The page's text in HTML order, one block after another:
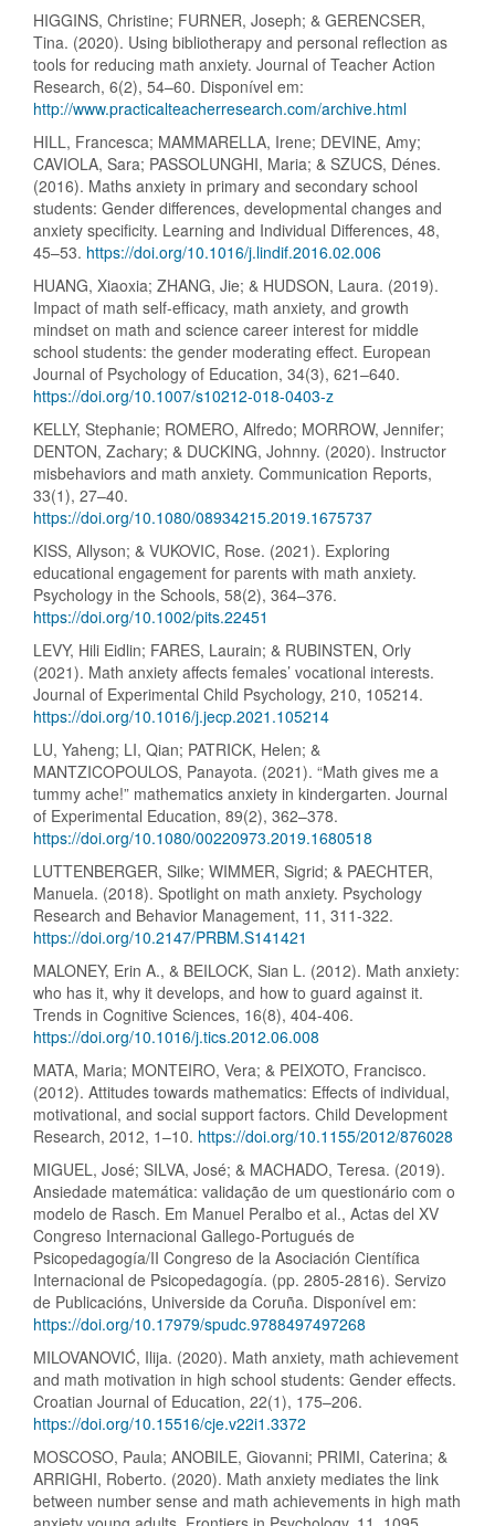
HIGGINS, Christine; FURNER, Joseph; & GERENCSER,
Tina. (2020). Using bibliotherapy and personal reflection as
tools for reducing math anxiety. Journal of Teacher Action
Research, 6(2), 54–60. Disponível em:
http://www.practicalteacherresearch.com/archive.html
HILL, Francesca; MAMMARELLA, Irene; DEVINE, Amy;
CAVIOLA, Sara; PASSOLUNGHI, Maria; & SZUCS, Dénes.
(2016). Maths anxiety in primary and secondary school
students: Gender differences, developmental changes and
anxiety specificity. Learning and Individual Differences, 48,
45–53. https://doi.org/10.1016/j.lindif.2016.02.006
HUANG, Xiaoxia; ZHANG, Jie; & HUDSON, Laura. (2019).
Impact of math self-efficacy, math anxiety, and growth
mindset on math and science career interest for middle
school students: the gender moderating effect. European
Journal of Psychology of Education, 34(3), 621–640.
https://doi.org/10.1007/s10212-018-0403-z
KELLY, Stephanie; ROMERO, Alfredo; MORROW, Jennifer;
DENTON, Zachary; & DUCKING, Johnny. (2020). Instructor
misbehaviors and math anxiety. Communication Reports,
33(1), 27–40.
https://doi.org/10.1080/08934215.2019.1675737
KISS, Allyson; & VUKOVIC, Rose. (2021). Exploring
educational engagement for parents with math anxiety.
Psychology in the Schools, 58(2), 364–376.
https://doi.org/10.1002/pits.22451
LEVY, Hili Eidlin; FARES, Laurain; & RUBINSTEN, Orly
(2021). Math anxiety affects females’ vocational interests.
Journal of Experimental Child Psychology, 210, 105214.
https://doi.org/10.1016/j.jecp.2021.105214
LU, Yaheng; LI, Qian; PATRICK, Helen; &
MANTZICOPOULOS, Panayota. (2021). “Math gives me a
tummy ache!” mathematics anxiety in kindergarten. Journal
of Experimental Education, 89(2), 362–378.
https://doi.org/10.1080/00220973.2019.1680518
LUTTENBERGER, Silke; WIMMER, Sigrid; & PAECHTER,
Manuela. (2018). Spotlight on math anxiety. Psychology
Research and Behavior Management, 11, 311-322.
https://doi.org/10.2147/PRBM.S141421
MALONEY, Erin A., & BEILOCK, Sian L. (2012). Math anxiety:
who has it, why it develops, and how to guard against it.
Trends in Cognitive Sciences, 16(8), 404-406.
https://doi.org/10.1016/j.tics.2012.06.008
MATA, Maria; MONTEIRO, Vera; & PEIXOTO, Francisco.
(2012). Attitudes towards mathematics: Effects of individual,
motivational, and social support factors. Child Development
Research, 2012, 1–10. https://doi.org/10.1155/2012/876028
MIGUEL, José; SILVA, José; & MACHADO, Teresa. (2019).
Ansiedade matemática: validação de um questionário com o
modelo de Rasch. Em Manuel Peralbo et al., Actas del XV
Congreso Internacional Gallego-Portugués de
Psicopedagogía/II Congreso de la Asociación Científica
Internacional de Psicopedagogía. (pp. 2805-2816). Servizo
de Publicacións, Universide da Coruña. Disponível em:
https://doi.org/10.17979/spudc.9788497497268
MILOVANOVIĆ, Ilija. (2020). Math anxiety, math achievement
and math motivation in high school students: Gender effects.
Croatian Journal of Education, 22(1), 175–206.
https://doi.org/10.15516/cje.v22i1.3372
MOSCOSO, Paula; ANOBILE, Giovanni; PRIMI, Caterina; &
ARRIGHI, Roberto. (2020). Math anxiety mediates the link
between number sense and math achievements in high math